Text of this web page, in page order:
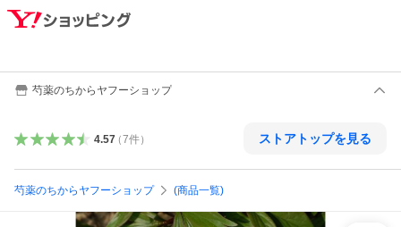
芍薬のちからヤフーショップ
4.57（7件） ストアトップを見る
芍薬のちからヤフーショップ (商品一覧)